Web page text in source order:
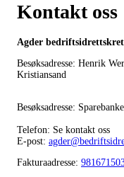
Kontakt oss
Agder
Besøksadresse: Henrik
Kristiansand
Besøksadresse:
Telefon: Se kontakt oss
E-post:
Fakturaadresse: